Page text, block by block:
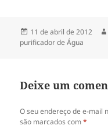
Publicado
em
11 de abril de 2012
purificador de Água
Deixe um
O seu endereço de e-mail
são marcados com*